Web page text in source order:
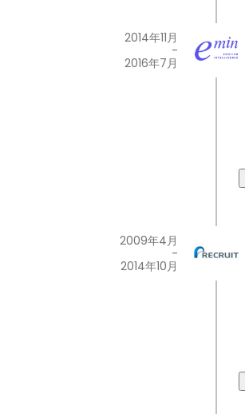
2014年11月
-
2016年7月
2009年4月
-
2014年10月